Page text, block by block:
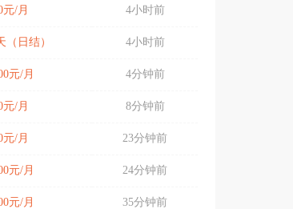
元/月 4小时前
（日结） 4小时前
元/月 4分钟前
元/月 8分钟前
元/月 23分钟前
元/月 24分钟前
元/月 35分钟前